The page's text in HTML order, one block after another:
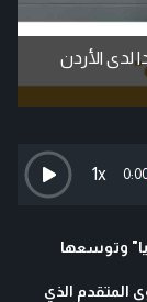
لدى الأردن
1x
وتوسعها
المتقدم الذي